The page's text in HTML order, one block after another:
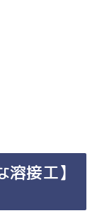
接工】